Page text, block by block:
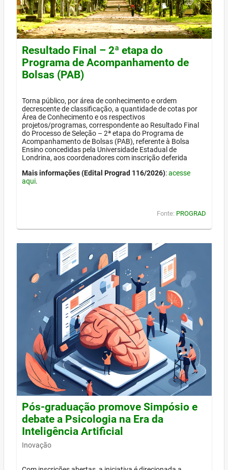
Resultado Final – 2ª etapa do
Programa de Acompanhamento de
Bolsas (PAB)
Torna público, por área de conhecimento e ordem
decrescente de classificação, a quantidade de cotas por
Área de Conhecimento e os respectivos
projetos/programas, correspondente ao Resultado Final
do Processo de Seleção – 2ª etapa do Programa de
Acompanhamento de Bolsas (PAB), referente à Bolsa
Ensino concedidas pela Universidade Estadual de
Londrina, aos coordenadores com inscrição deferida
Mais informações (Edital Prograd 116/2026):acesse
aqui.
Fonte: PROGRAD
Pós-graduação promove Simpósio e
debate a Psicologia na Era da
Inteligência Artificial
Inovação